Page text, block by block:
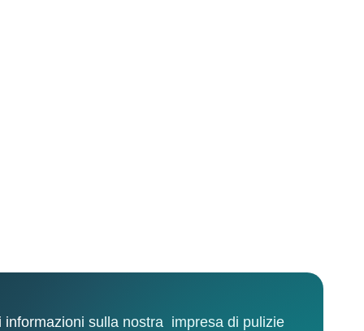
informazioni sulla nostra impresa di pulizie